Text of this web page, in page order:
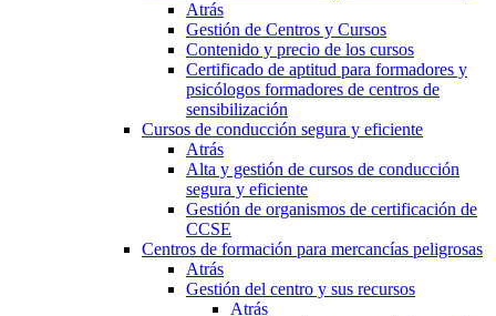
Atrás
Gestión de Centros y Cursos
Contenido y precio de los cursos
Certificado de aptitud para formadores y
psicólogos formadores de centros de
sensibilización
Cursos de conducción segura y eficiente
Atrás
Alta y gestión de cursos de conducción
segura y eficiente
Gestión de organismos de certificación de
CCSE
Centros de formación para mercancías peligrosas
Atrás
Gestión del centro y sus recursos
Atrás